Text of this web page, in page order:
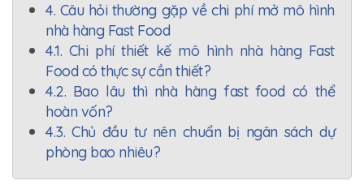
4. Câu hỏi thường gặp về chi phí mở mô hình
nhà hàng Fast Food
4.1. Chi phí thiết kế mô hình nhà hàng Fast
Food có thực sự cần thiết?
4.2. Bao lâu thì nhà hàng fast food có thể
hoàn vốn?
4.3. Chủ đầu tư nên chuẩn bị ngân sách dự
phòng bao nhiêu?